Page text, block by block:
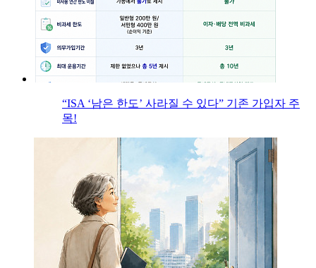
“ISA ‘남은 한도’ 사라질 수 있다” 기존 가입자 주
목!